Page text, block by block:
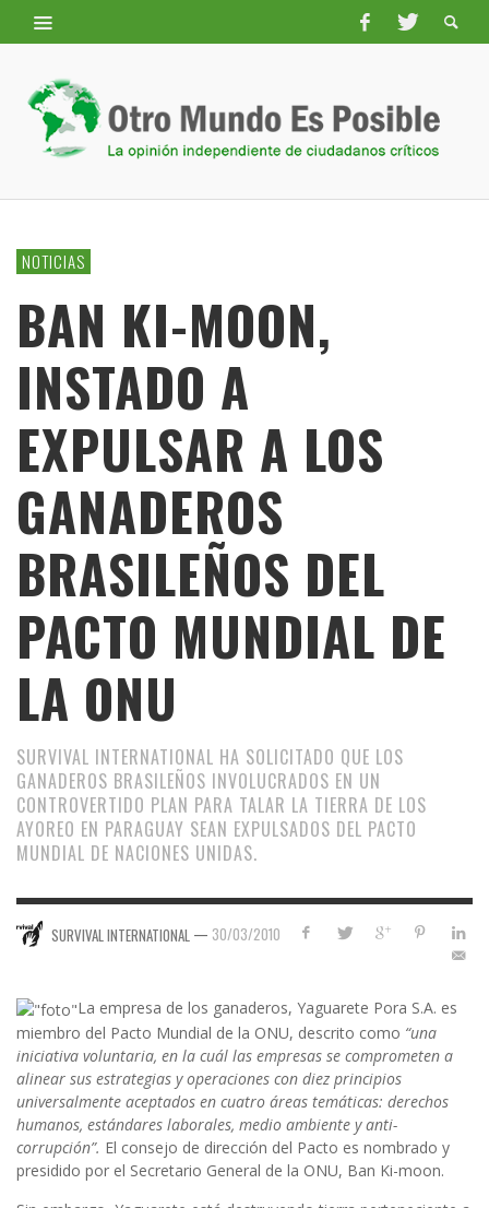
NOTICIAS
BAN KI-MOON,
INSTADO A
EXPULSAR A LOS
GANADEROS
BRASILEÑOS DEL
PACTO MUNDIAL DE
LA ONU
SURVIVAL INTERNATIONAL HA SOLICITADO QUE LOS
GANADEROS BRASILEÑOS INVOLUCRADOS EN UN
CONTROVERTIDO PLAN PARA TALAR LA TIERRA DE LOS
AYOREO EN PARAGUAY SEAN EXPULSADOS DEL PACTO
MUNDIAL DE NACIONES UNIDAS.
SURVIVAL INTERNATIONAL — 30/03/2010
La empresa de los ganaderos, Yaguarete Pora S.A. es
miembro del Pacto Mundial de la ONU, descrito como “una
iniciativa voluntaria, en la cuál las empresas se comprometen a
alinear sus estrategias y operaciones con diez principios
universalmente aceptados en cuatro áreas temáticas: derechos
humanos, estándares laborales, medio ambiente y anti-
corrupción”. El consejo de dirección del Pacto es nombrado y
presidido por el Secretario General de la ONU, Ban Ki-moon.